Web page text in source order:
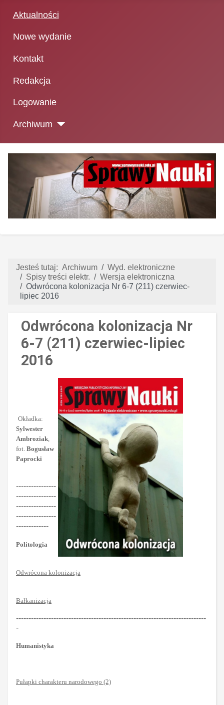
Aktualności
Nowe wydanie
Kontakt
Redakcja
Logowanie
Archiwum
Jesteś tutaj: Archiwum
Wyd. elektroniczne
Spisy treści elektr.
Wersja elektroniczna
Odwrócona kolonizacja Nr 6-7 (211) czerwiec-
lipiec 2016
Odwrócona kolonizacja Nr
6-7 (211) czerwiec-lipiec
2016
Okładka:
Sylwester
Ambroziak
fot. Bogusław
Paprocki
----------------
----------------
----------------
----------------
-------------
Politologia
Odwrócona kolonizacja
Bałkanizacja
----------------------------------------------------------------------------
-
Humanistyka
Pułapki charakteru narodowego (2)